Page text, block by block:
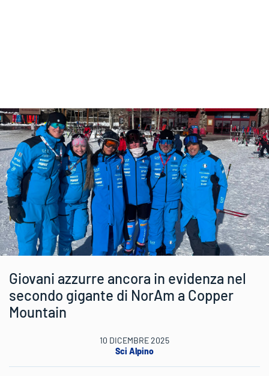
Giovani azzurre ancora in evidenza nel
secondo gigante di NorAm a Copper
Mountain
10 DICEMBRE 2025
Sci Alpino